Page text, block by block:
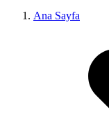
Ana Sayfa